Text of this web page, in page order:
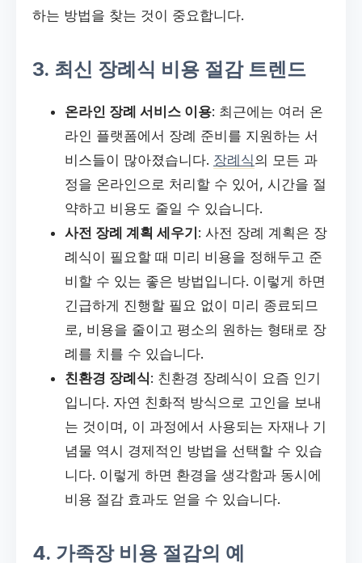
하는 방법을 찾는 것이 중요합니다.
3. 최신 장례식 비용 절감 트렌드
온라인 장례 서비스 이용: 최근에는 여러 온
라인 플랫폼에서 장례 준비를 지원하는 서
비스들이 많아졌습니다. 장례식의 모든 과
정을 온라인으로 처리할 수 있어, 시간을 절
약하고 비용도 줄일 수 있습니다.
사전 장례 계획 세우기 : 사전 장례 계획은 장
례식이 필요할 때 미리 비용을 정해두고 준
비할 수 있는 좋은 방법입니다. 이렇게 하면
긴급하게 진행할 필요 없이 미리 종료되므
로, 비용을 줄이고 평소의 원하는 형태로 장
례를 치를 수 있습니다.
친환경 장례식: 친환경 장례식이 요즘 인기
입니다. 자연 친화적 방식으로 고인을 보내
는 것이며, 이 과정에서 사용되는 자재나 기
념물 역시 경제적인 방법을 선택할 수 있습
니다. 이렇게 하면 환경을 생각함과 동시에
비용 절감 효과도 얻을 수 있습니다.
4. 가족장 비용 절감의 예